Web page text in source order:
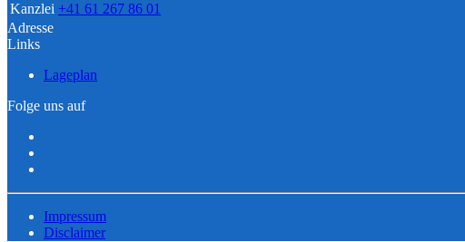
Kanzlei +41 61 267 86 01
Adresse
Links
Lageplan
Folge uns auf
Impressum
Disclaimer